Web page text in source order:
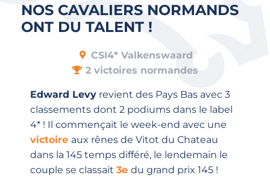
NOS CAVALIERS NORMANDS
ONT DU TALENT !
CSI4* Valkenswaard
2 victoires normandes
Edward Levy revient des Pays Bas avec 3
classements dont 2 podiums dans le label
4* ! Il commençait le week-end avec une
victoire aux rênes de Vitot du Chateau
dans la 145 temps différé, le lendemain le
couple se classait 3e du grand prix 145 !